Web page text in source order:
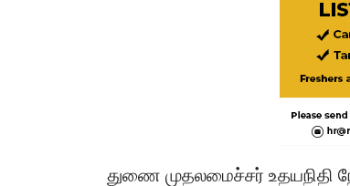
துணை முதலமைச்சர் உதயநிதி